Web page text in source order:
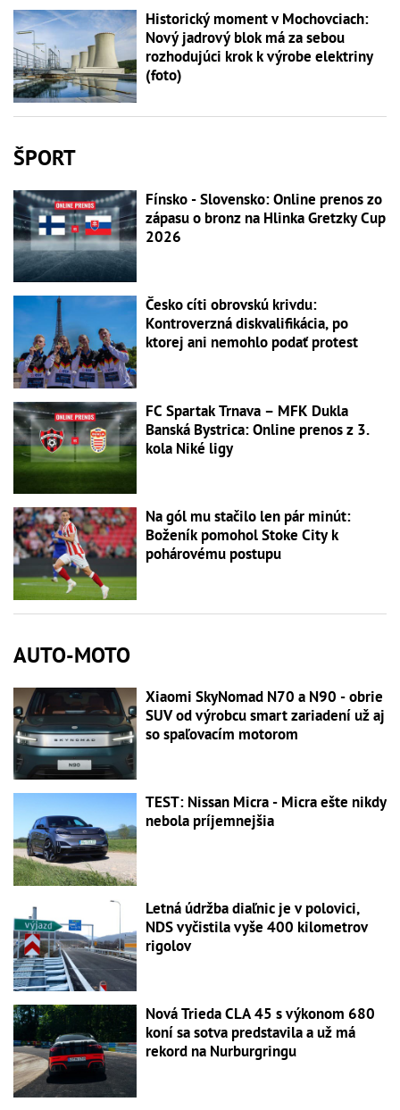
Historický moment v Mochovciach:
Nový jadrový blok má za sebou
rozhodujúci krok k výrobe elektriny
(foto)
ŠPORT
Fínsko - Slovensko: Online prenos zo
zápasu o bronz na Hlinka Gretzky Cup
2026
Česko cíti obrovskú krivdu:
Kontroverzná diskvalifikácia, po
ktorej ani nemohlo podať protest
FC Spartak Trnava – MFK Dukla
Banská Bystrica: Online prenos z 3.
kola Niké ligy
Na gól mu stačilo len pár minút:
Boženík pomohol Stoke City k
pohárovému postupu
AUTO-MOTO
Xiaomi SkyNomad N70 a N90 - obrie
SUV od výrobcu smart zariadení už aj
so spaľovacím motorom
TEST: Nissan Micra - Micra ešte nikdy
nebola príjemnejšia
Letná údržba diaľnic je v polovici,
NDS vyčistila vyše 400 kilometrov
rigolov
Nová Trieda CLA 45 s výkonom 680
koní sa sotva predstavila a už má
rekord na Nurburgringu